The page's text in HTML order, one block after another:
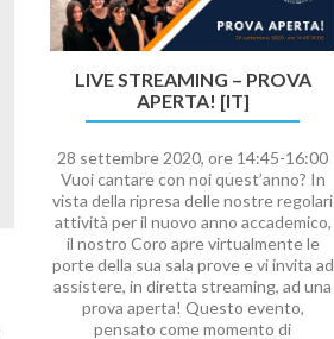
LIVE STREAMING – PROVA
APERTA! [IT]
28 settembre 2020, ore 14:45-16:00
Vuoi cantare con noi quest’anno? In
vista della ripresa delle nostre regolari
attività per il nuovo anno accademico,
il nostro Coro apre virtualmente le
porte della sua sala prove e vi invita ad
assistere, in diretta streaming, ad una
prova aperta! Questo evento,
pensato come momento di